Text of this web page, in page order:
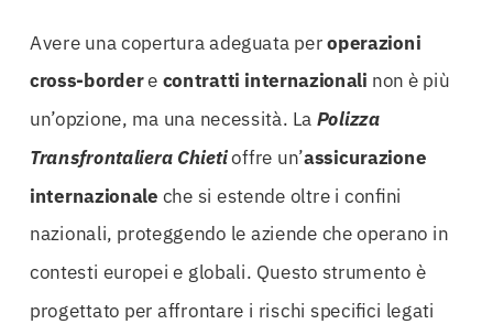
Avere una copertura adeguata peroperazioni
cross-bordere contratti internazionali non è più
un’opzione, ma una necessità. La Polizza
Transfrontaliera Chietioffre un’assicurazione
internazionale che si estende oltre i confini
nazionali, proteggendo le aziende che operano in
contesti europei e globali. Questo strumento è
progettato per affrontare i rischi specifici legati